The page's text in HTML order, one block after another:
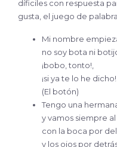
díficiles con respuesta
gusta, el juego de
Mi nombre
no soy bota ni
¡bobo, tonto!,
¡si ya te lo he dicho!
(El botón)
Tengo una
y vamos siempre
con la boca por
y los ojos por